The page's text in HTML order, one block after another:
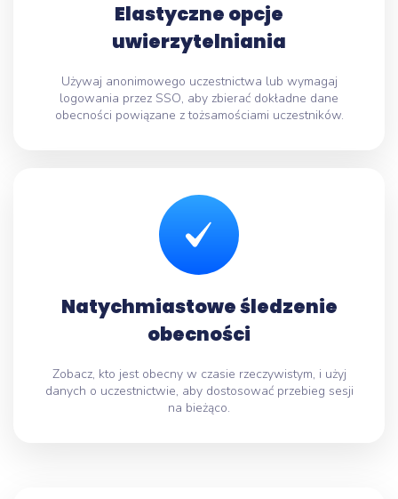
Elastyczne opcje
uwierzytelniania
Używaj anonimowego uczestnictwa lub wymagaj
logowania przez SSO, aby zbierać dokładne dane
obecności powiązane z tożsamościami uczestników.
Natychmiastowe śledzenie
obecności
Zobacz, kto jest obecny w czasie rzeczywistym, i użyj
danych o uczestnictwie, aby dostosować przebieg sesji
na bieżąco.